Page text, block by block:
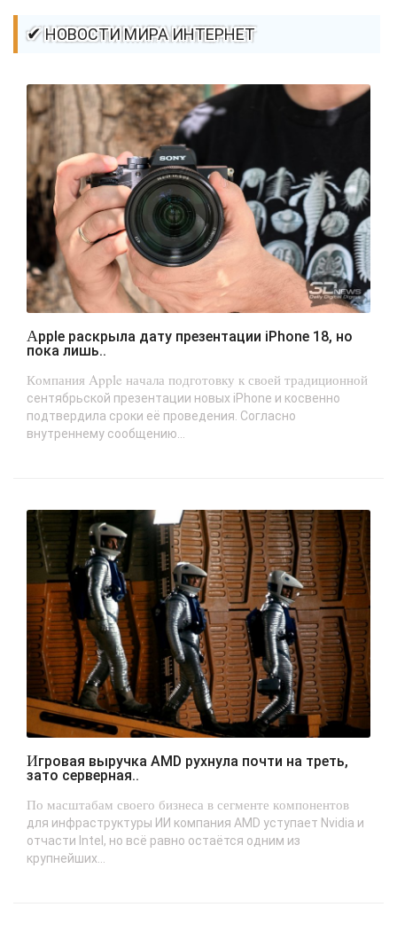
✔ НОВОСТИ МИРА ИНТЕРНЕТ
Apple раскрыла дату презентации iPhone 18, но
пока лишь..
Компания Apple начала подготовку к своей традиционной
сентябрьской презентации новых iPhone и косвенно
подтвердила сроки её проведения. Согласно
внутреннему сообщению...
Игровая выручка AMD рухнула почти на треть,
зато серверная..
По масштабам своего бизнеса в сегменте компонентов
для инфраструктуры ИИ компания AMD уступает Nvidia и
отчасти Intel, но всё равно остаётся одним из
крупнейших...